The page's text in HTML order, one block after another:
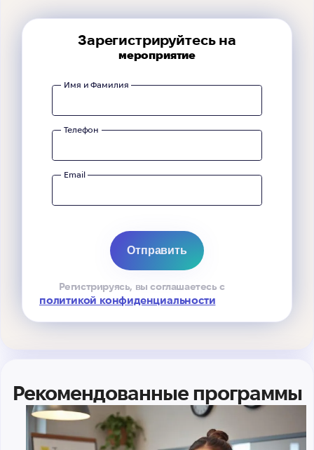
Зарегистрируйтесь на
мероприятие
Имя и Фамилия
Телефон
Email
Регистрируясь, вы соглашаетесь с
политикой конфиденциальности
Рекомендованные программы